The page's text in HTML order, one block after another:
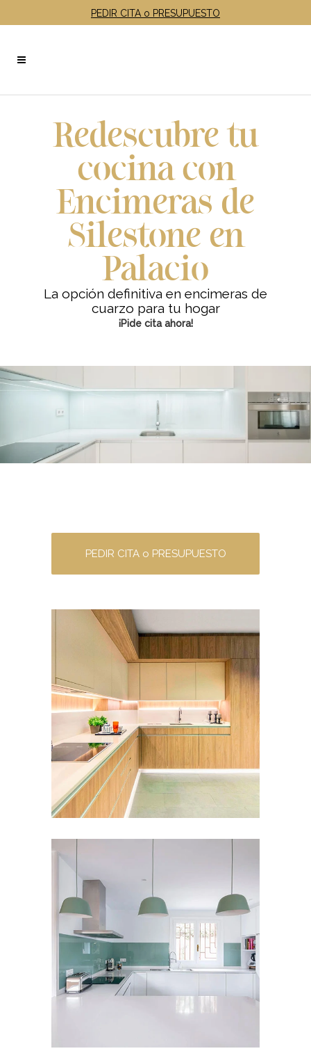
PEDIR CITA o PRESUPUESTO
Redescubre tu
cocina con
Encimeras de
Silestone en
Palacio
La opción definitiva en encimeras de
cuarzo para tu hogar
¡Pide cita ahora!
PEDIR CITA o PRESUPUESTO